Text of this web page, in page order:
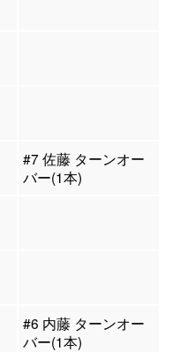
#7 佐藤 ターンオー
バー(1本)
#6 内藤 ターンオー
バー(1本)